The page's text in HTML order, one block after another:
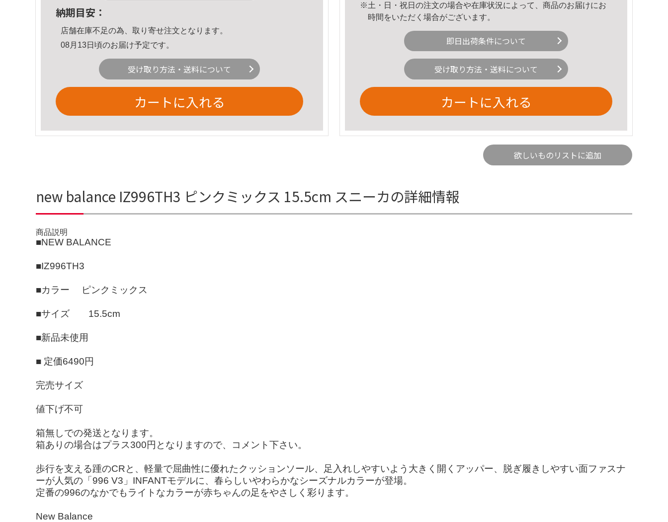
納期目安：
店舗在庫不足の為、取り寄せ注文となります。
08月13日頃のお届け予定です。
受け取り方法・送料について
カートに入れる
※土・日・祝日の注文の場合や在庫状況によって、商品のお届けにお
時間をいただく場合がございます。
即日出荷条件について
受け取り方法・送料について
カートに入れる
欲しいものリストに追加
new balance IZ996TH3 ピンクミックス 15.5cm スニーカの詳細情報
商品説明
■NEW BALANCE
■IZ996TH3
■カラー ピンクミックス
■サイズ 15.5cm
■新品未使用
■ 定価6490円
完売サイズ
値下げ不可
箱無しでの発送となります。
箱ありの場合はプラス300円となりますので、コメント下さい。
歩行を支える踵のCRと、軽量で屈曲性に優れたクッションソール、足入れしやすいよう大きく開くアッパー、脱ぎ履きしやすい面ファスナ
ーが人気の「996 V3」INFANTモデルに、春らしいやわらかなシーズナルカラーが登場。
定番の996のなかでもライトなカラーが赤ちゃんの足をやさしく彩ります。
New Balance